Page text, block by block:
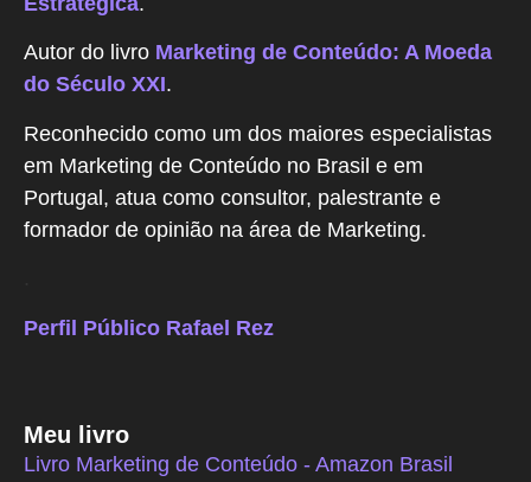
Autor do livro Marketing de Conteúdo: A Moeda
do Século XXI.
Reconhecido como um dos maiores especialistas
em Marketing de Conteúdo no Brasil e em
Portugal, atua como consultor, palestrante e
formador de opinião na área de Marketing.
Perfil Público Rafael Rez
Meu livro
Livro Marketing de Conteúdo - Amazon Brasil